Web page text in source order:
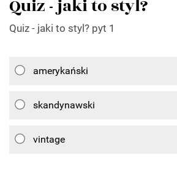
Quiz - jaki to styl?
Quiz - jaki to styl? pyt 1
amerykański
skandynawski
vintage